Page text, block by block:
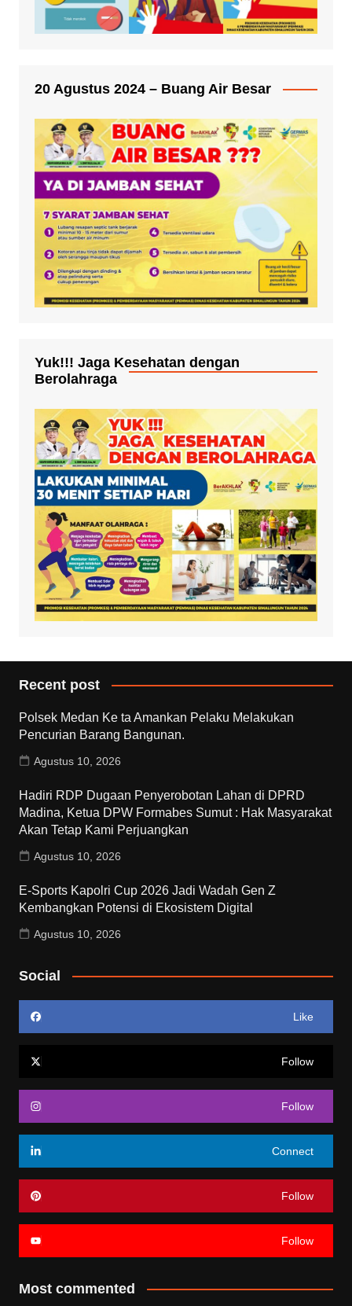
20 Agustus 2024 – Buang Air Besar
Yuk!!! Jaga Kesehatan dengan
Berolahraga
Recent post
Polsek Medan Ke ta Amankan Pelaku Melakukan
Pencurian Barang Bangunan.
Agustus 10, 2026
Hadiri RDP Dugaan Penyerobotan Lahan di DPRD
Madina, Ketua DPW Formabes Sumut : Hak Masyarakat
Akan Tetap Kami Perjuangkan
Agustus 10, 2026
E-Sports Kapolri Cup 2026 Jadi Wadah Gen Z
Kembangkan Potensi di Ekosistem Digital
Agustus 10, 2026
Social
Like
Follow
Follow
Connect
Follow
Follow
Most commented